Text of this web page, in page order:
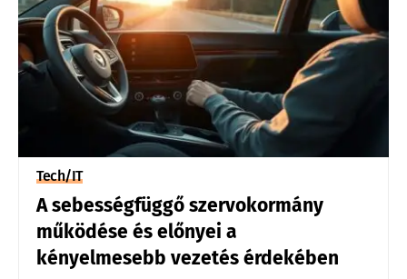
Tech/IT
A sebességfüggő szervokormány
működése és előnyei a
kényelmesebb vezetés érdekében